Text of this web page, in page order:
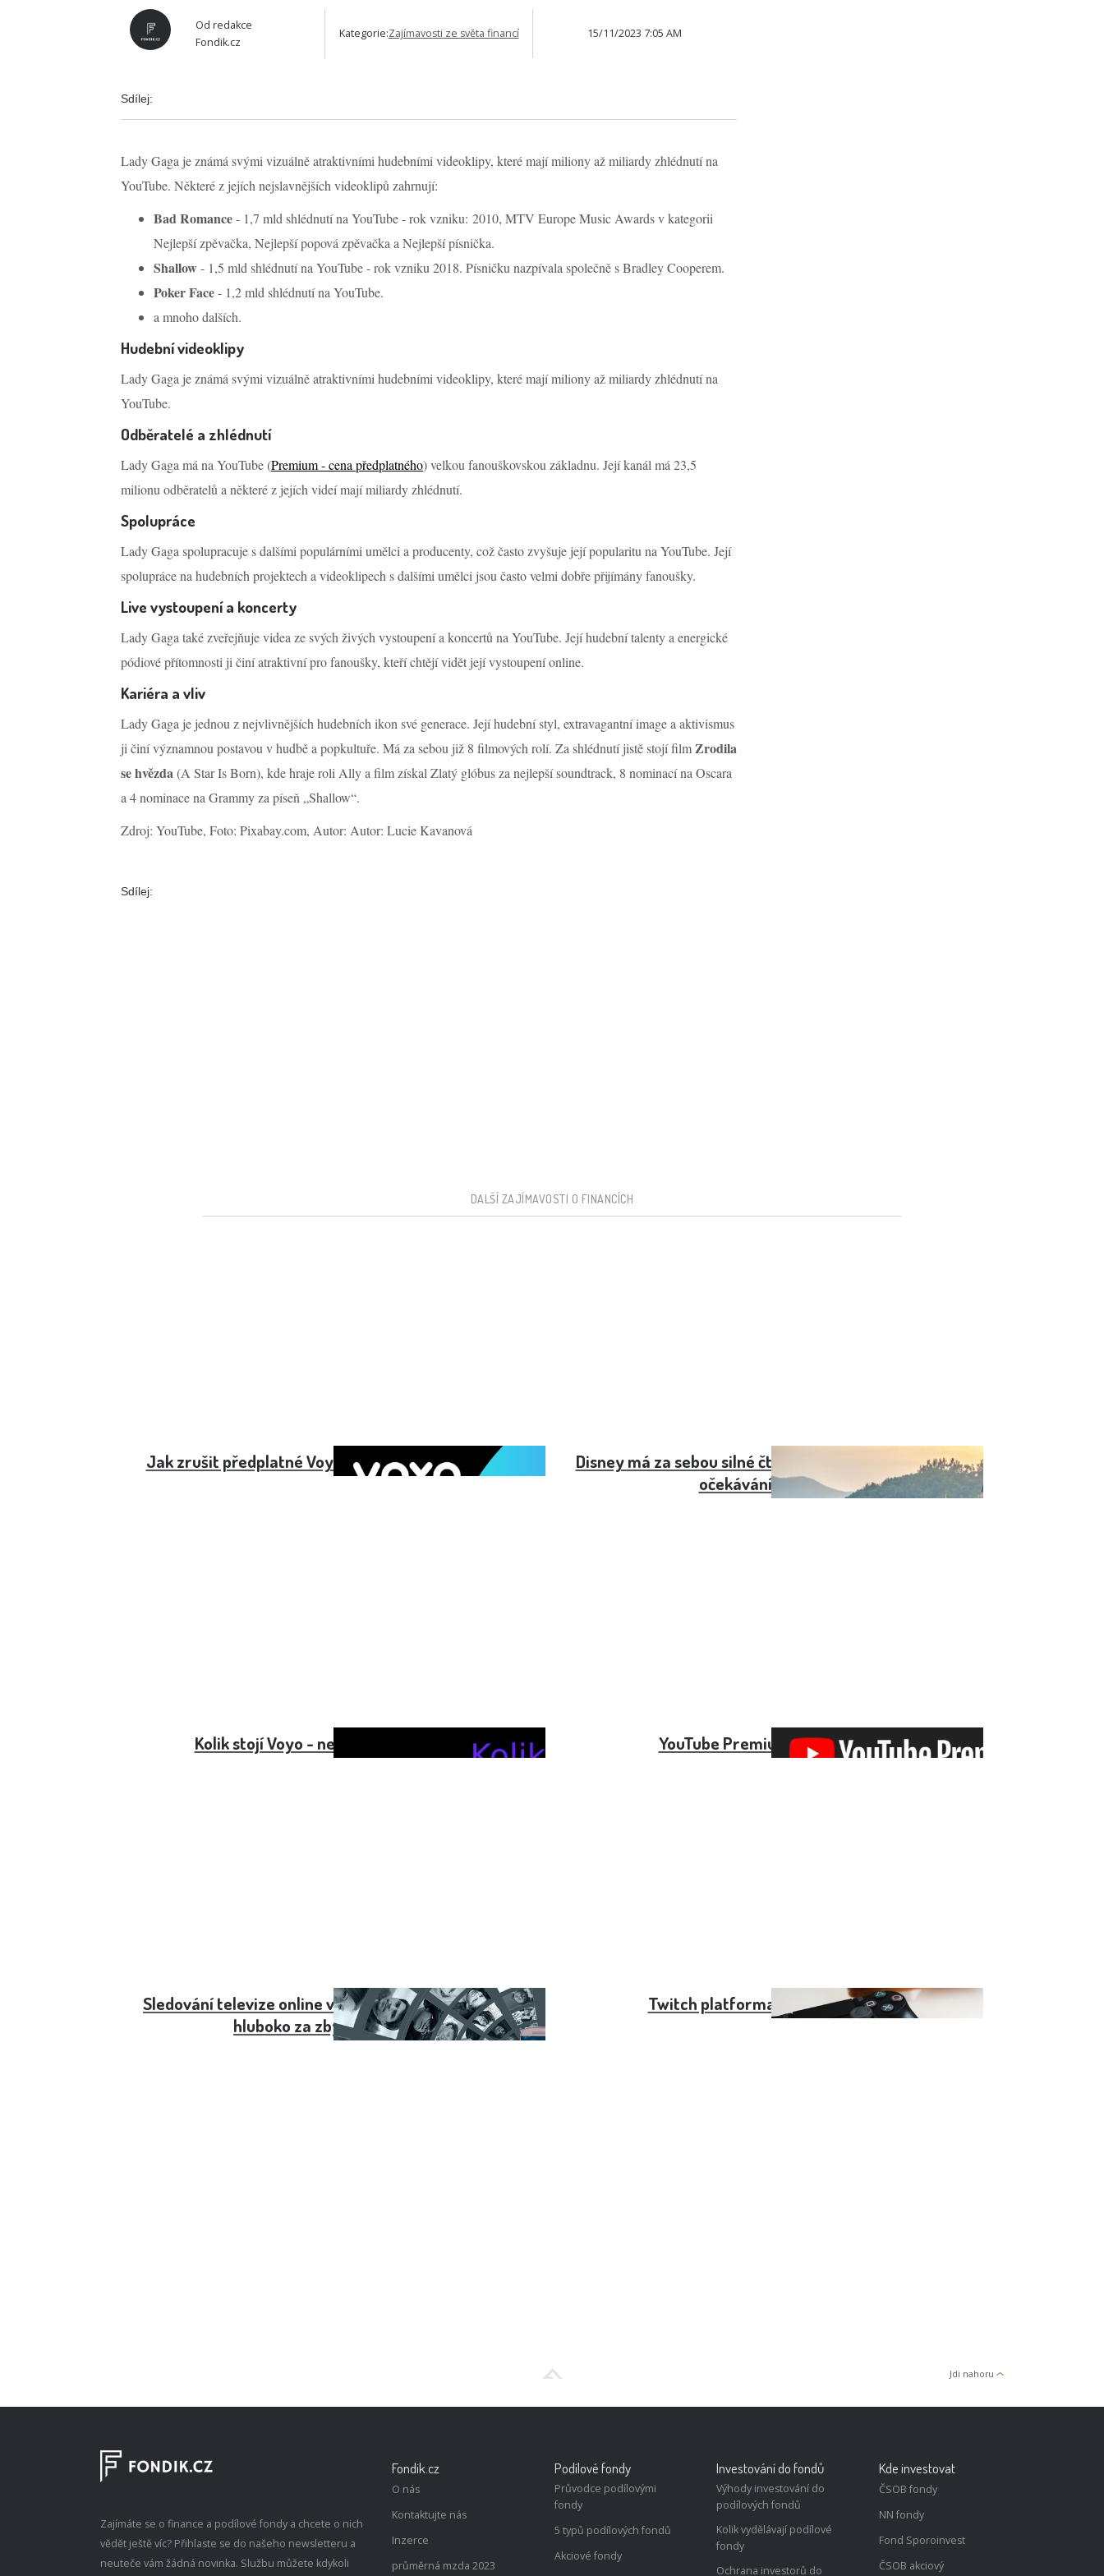
Od redakce
Fondik.cz
Kategorie:Zajímavosti ze světa financí 15/11/2023 7:05 AM
Sdílej:
Lady Gaga je známá svými vizuálně atraktivními hudebními videoklipy, které mají miliony až miliardy zhlédnutí na
YouTube. Některé z jejích nejslavnějších videoklipů zahrnují:
Bad Romance- 1,7 mld shlédnutí na YouTube - rok vzniku: 2010, MTV Europe Music Awards v kategorii
Nejlepší zpěvačka, Nejlepší popová zpěvačka a Nejlepší písnička.
Shallow- 1,5 mld shlédnutí na YouTube - rok vzniku 2018. Písničku nazpívala společně s Bradley Cooperem.
Poker Face- 1,2 mld shlédnutí na YouTube.
a mnoho dalších.
Hudební videoklipy
Lady Gaga je známá svými vizuálně atraktivními hudebními videoklipy, které mají miliony až miliardy zhlédnutí na
YouTube.
Odběratelé a zhlédnutí
Lady Gaga má na YouTube (Premium - cena předplatného) velkou fanouškovskou základnu. Její kanál má 23,5
milionu odběratelů a některé z jejích videí mají miliardy zhlédnutí.
Spolupráce
Lady Gaga spolupracuje s dalšími populárními umělci a producenty, což často zvyšuje její popularitu na YouTube. Její
spolupráce na hudebních projektech a videoklipech s dalšími umělci jsou často velmi dobře přijímány fanoušky.
Live vystoupení a koncerty
Lady Gaga také zveřejňuje videa ze svých živých vystoupení a koncertů na YouTube. Její hudební talenty a energické
pódiové přítomnosti ji činí atraktivní pro fanoušky, kteří chtějí vidět její vystoupení online.
Kariéra a vliv
Lady Gaga je jednou z nejvlivnějších hudebních ikon své generace. Její hudební styl, extravagantní image a aktivismus
ji činí významnou postavou v hudbě a popkultuře. Má za sebou již 8 filmových rolí. Za shlédnutí jistě stojí filmZrodila
se hvězda(A Star Is Born), kde hraje roli Ally a film získal Zlatý glóbus za nejlepší soundtrack, 8 nominací na Oscara
a 4 nominace na Grammy za píseň „Shallow“.
Zdroj: YouTube, Foto: Pixabay.com, Autor: Autor: Lucie Kavanová
Sdílej:
DALŠÍ ZAJÍMAVOSTI O FINANCÍCH
Jak zrušit předplatné Voyo - Návod krok za krokem.
Disney má za sebou silné čtvrtletí. Výsledky překonaly
očekávání analytiků
Kolik stojí Voyo - není měsíc jako měsíc YouTube Premium Family: cena
Sledování televize online v ČR stoupá, ale pořád jsme
hluboko za zbytkem Evropy
Twitch platforma pro živé vysílání
Jdi nahoru
Zajímáte se o finance a podílové fondy a chcete o nich
vědět ještě víc? Přihlaste se do našeho newsletteru a
neuteče vám žádná novinka. Službu můžete kdykoli
Fondik.cz Podílové fondy Investování do fondů Kde investovat
O nás
Kontaktujte nás
Inzerce
průměrná mzda 2023
Průvodce podílovými
fondy
5 typů podílových fondů
Akciové fondy
Výhody investování do
podílových fondů
Kolik vydělávají podílové
fondy
Ochrana investorů do
ČSOB fondy
NN fondy
Fond Sporoinvest
ČSOB akciový